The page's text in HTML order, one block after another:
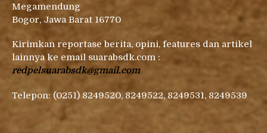
Megamendung
Bogor, Jawa Barat 16770
Kirimkan reportase berita, opini, features dan artikel
lainnya ke email suarabsdk.com :
redpelsuarabsdk@gmail.com
Telepon: (0251) 8249520, 8249522, 8249531, 8249539